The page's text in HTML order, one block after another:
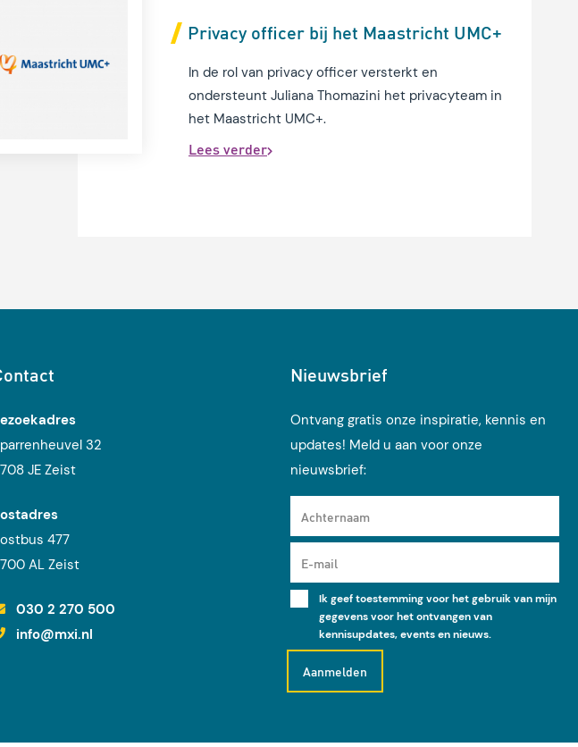
Privacy officer bij het Maastricht UMC+
In de rol van privacy officer versterkt en
ondersteunt Juliana Thomazini het privacyteam in
het Maastricht UMC+.
Lees verder
32
JE Zeist
477
AL Zeist
030 2 270 500
info@mxi.nl
Nieuwsbrief
Ontvang gratis onze inspiratie, kennis en
updates! Meld u aan voor onze
nieuwsbrief:
Achternaam
E-mail
Ik geef toestemming voor het gebruik van mijn
gegevens voor het ontvangen van
kennisupdates, events en nieuws.